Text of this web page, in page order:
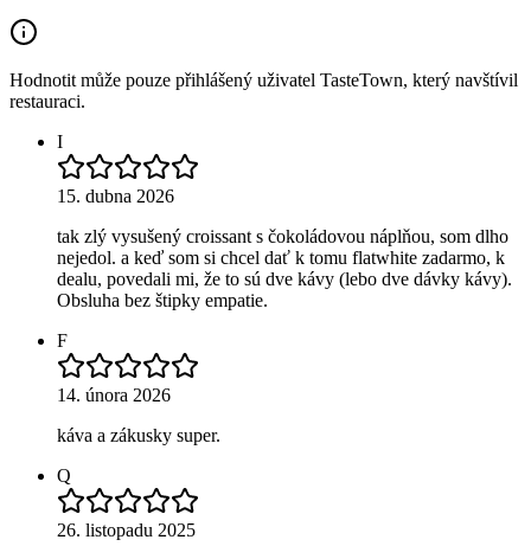
Hodnotit může pouze přihlášený uživatel TasteTown, který navštívil
restauraci.
I
15. dubna 2026
tak zlý vysušený croissant s čokoládovou náplňou, som dlho
nejedol. a keď som si chcel dať k tomu flatwhite zadarmo, k
dealu, povedali mi, že to sú dve kávy (lebo dve dávky kávy).
Obsluha bez štipky empatie.
F
14. února 2026
káva a zákusky super.
Q
26. listopadu 2025